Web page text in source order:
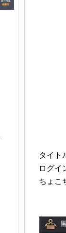
タイト
ログイ
ちょこ